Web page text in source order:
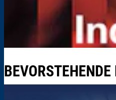
BEVORSTEHENDE